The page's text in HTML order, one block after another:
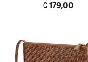
€ 179,00